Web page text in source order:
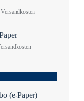
(e-Paper)